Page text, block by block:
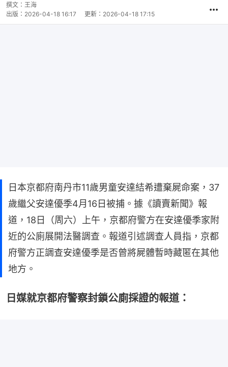
撰文： 王海
出版： 2026-04-18 16:17 更新： 2026-04-18 17:15
日本京都府南丹市11歲男童安達結希遭棄屍命案，37
歲繼父安達優季4月16日被捕。據《讀賣新聞》報
道，18日（周六）上午，京都府警方在安達優季家附
近的公廁展開法醫調查。報道引述調查人員指，京都
府警方正調查安達優季是否曾將屍體暫時藏匿在其他
地方。
日媒就京都府警察封鎖公廁採證的報道：